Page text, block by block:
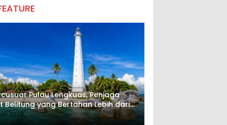
Pulau Lengkuas, Penjaga
Belitung yang Bertahan Lebih dari
Tahun
2026